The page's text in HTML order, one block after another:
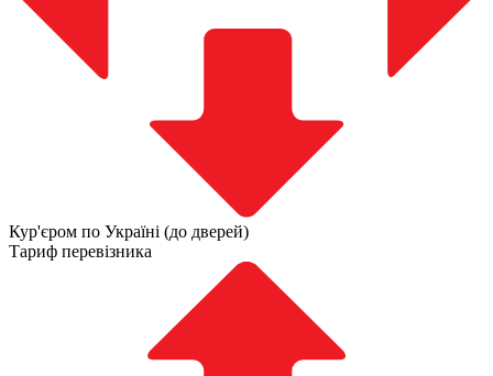
Кур'єром по Україні (до дверей)
Тариф перевізника